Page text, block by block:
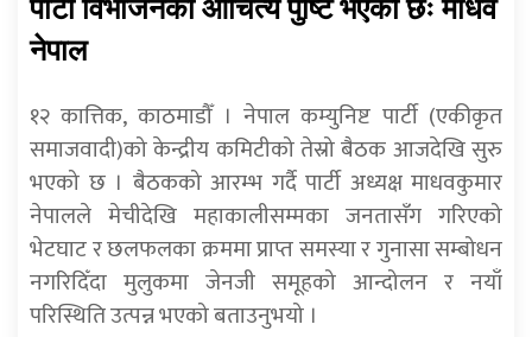
पार्टी विभाजनको औचित्य पुष्टि भएको छः माधव
नेपाल
१२ कात्तिक, काठमाडौँ । नेपाल कम्युनिष्ट पार्टी (एकीकृत
समाजवादी)को केन्द्रीय कमिटीको तेस्रो बैठक आजदेखि सुरु
भएको छ । बैठकको आरम्भ गर्दै पार्टी अध्यक्ष माधवकुमार
नेपालले मेचीदेखि महाकालीसम्मका जनतासँग गरिएको
भेटघाट र छलफलका क्रममा प्राप्त समस्या र गुनासा सम्बोधन
नगरिदिँदा मुलुकमा जेनजी समूहको आन्दोलन र नयाँ
परिस्थिति उत्पन्न भएको बताउनुभयो ।